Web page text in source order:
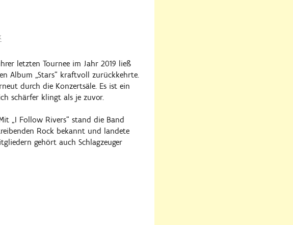
letzten Tournee im Jahr 2019 ließ
Album „Stars“ kraftvoll zurückkehrte.
durch die Konzertsäle. Es ist ein
schärfer klingt als je zuvor.
„I Follow Rivers“ stand die Band
Rock bekannt und landete
gehört auch Schlagzeuger